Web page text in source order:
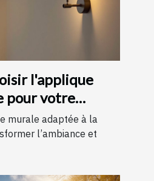
l'applique
pour votre
murale adaptée à la
l’ambiance et